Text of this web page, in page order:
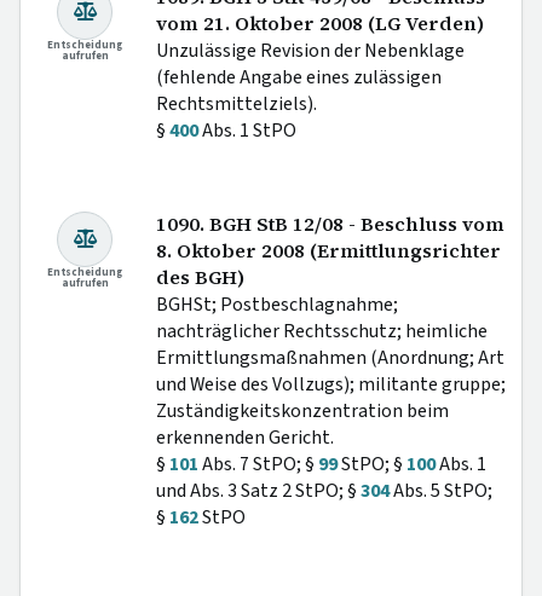
Entscheidung
aufrufen
vom 21. Oktober 2008 (LG Verden)
Unzulässige Revision der Nebenklage
(fehlende Angabe eines zulässigen
Rechtsmittelziels).
§400Abs. 1 StPO
Entscheidung
aufrufen
1090. BGH StB 12/08 - Beschluss vom
8. Oktober 2008 (Ermittlungsrichter
des BGH)
BGHSt; Postbeschlagnahme;
nachträglicher Rechtsschutz; heimliche
Ermittlungsmaßnahmen (Anordnung; Art
und Weise des Vollzugs); militante gruppe;
Zuständigkeitskonzentration beim
erkennenden Gericht.
§ 101Abs. 7 StPO; § 99StPO; § 100Abs. 1
und Abs. 3 Satz 2 StPO; §304Abs. 5 StPO;
§ 162StPO